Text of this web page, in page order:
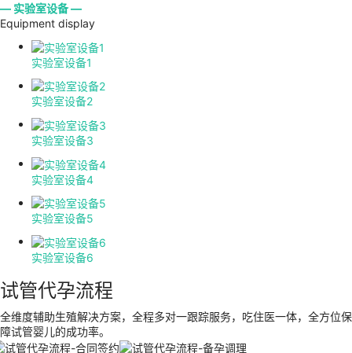
— 实验室设备 —
Equipment display
实验室设备1
实验室设备2
实验室设备3
实验室设备4
实验室设备5
实验室设备6
试管代孕流程
全维度辅助生殖解决方案，全程多对一跟踪服务，吃住医一体，全方位保
障试管婴儿的成功率。